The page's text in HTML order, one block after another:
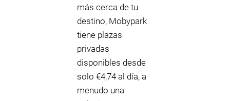
más cerca de tu
destino, Mobypark
tiene plazas
privadas
disponibles desde
solo €4,74 al día, a
menudo una